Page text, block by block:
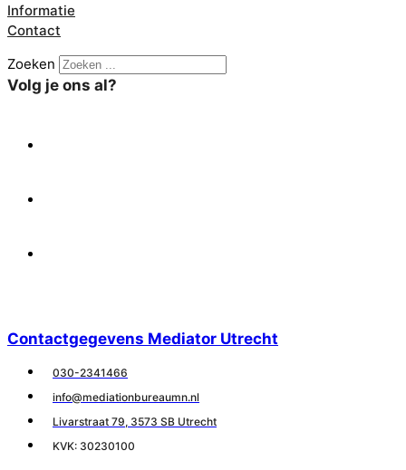
Informatie
Contact
Zoeken
Volg je ons al?
Contactgegevens Mediator Utrecht
030-2341466
info@mediationbureaumn.nl
Livarstraat 79, 3573 SB Utrecht
KVK: 30230100